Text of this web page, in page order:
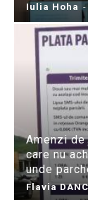
Iulia Hoha -
Amenzi
care nu
unde
Flavia